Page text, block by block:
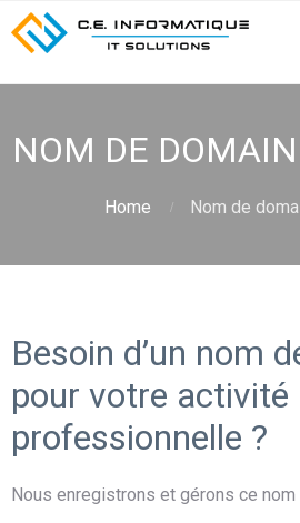
NOM DE
Home Nom de
Besoin d’un nom
pour votre activité
professionnelle ?
Nous enregistrons et gérons ce